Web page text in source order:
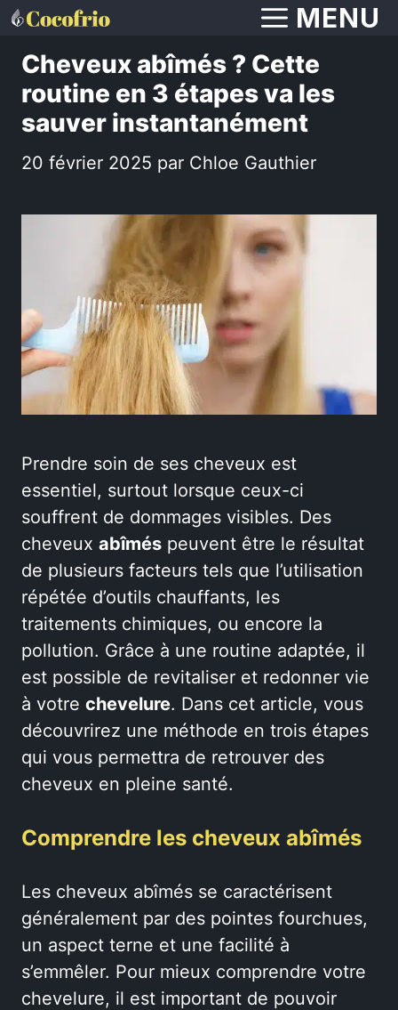
Aller
contenu
MENU
Cheveux abîmés ? Cette
routine en 3 étapes va les
sauver instantanément
20 février 2025 par Chloe Gauthier
Prendre soin de ses cheveux est
essentiel, surtout lorsque ceux-ci
souffrent de dommages visibles. Des
cheveux abîmés peuvent être le résultat
de plusieurs facteurs tels que l’utilisation
répétée d’outils chauffants, les
traitements chimiques, ou encore la
pollution. Grâce à une routine adaptée, il
est possible de revitaliser et redonner vie
à votre chevelure. Dans cet article, vous
découvrirez une méthode en trois étapes
qui vous permettra de retrouver des
cheveux en pleine santé.
Comprendre les cheveux abîmés
Les cheveux abîmés se caractérisent
généralement par des pointes fourchues,
un aspect terne et une facilité à
s’emmêler. Pour mieux comprendre votre
chevelure, il est important de pouvoir